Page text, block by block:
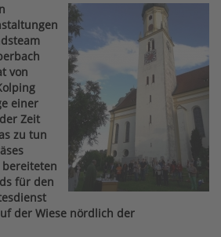
von
einer
Zeit
zu tun
für den
der Wiese nördlich der